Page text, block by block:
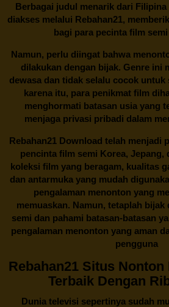
Berbagai judul menarik dari Filipina
diakses melalui Rebahan21,
bagi para pecinta film
Namun, perlu diingat bahwa
dilakukan dengan bijak. Genre ini
dewasa dan tidak selalu cocok untuk
karena itu, para penikmat film
menghormati batasan usia yang
menjaga privasi pribadi dalam
Rebahan21Download telah menjadi
pencinta film semi Korea, Jepang,
koleksi film yang beragam, kualitas
dan antarmuka yang mudah
pengalaman menonton yang
memuaskan. Namun, tetaplah
semi dan pahami batasan-batasan
pengalaman menonton yang aman
pengguna
Rebahan21 Situs
Terbaik Dengan
Dunia televisi sepertinya sudah